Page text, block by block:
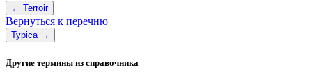
← Terroir
Вернуться к перечню
Typica →
Другие термины из справочника